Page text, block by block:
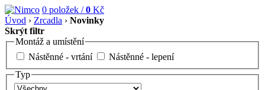
0 položek /0 Kč
Úvod › Zrcadla › Novinky
Skrýt filtr
Montáž a umístění
Nástěnné - vrtání
Nástěnné - lepení
Typ